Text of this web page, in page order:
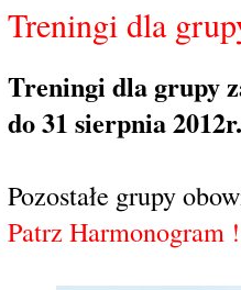
Treningi dla
Treningi dla grupy
do 31 sierpnia
Pozostałe grupy
Patrz Harmonogram !